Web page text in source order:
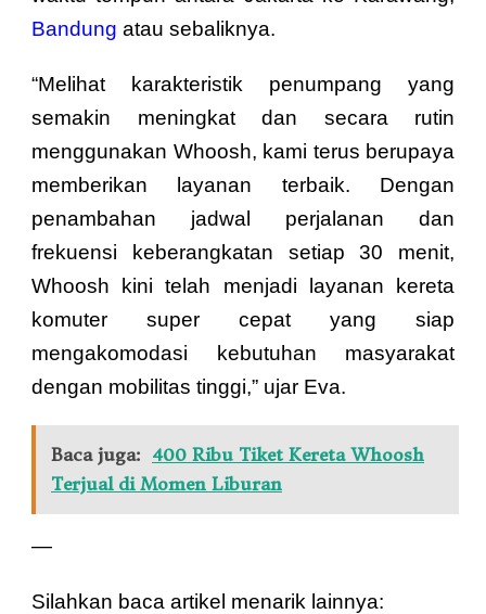
Bandung atau sebaliknya.
“Melihat karakteristik penumpang yang
semakin meningkat dan secara rutin
menggunakan Whoosh, kami terus berupaya
memberikan layanan terbaik. Dengan
penambahan jadwal perjalanan dan
frekuensi keberangkatan setiap 30 menit,
Whoosh kini telah menjadi layanan kereta
komuter super cepat yang siap
mengakomodasi kebutuhan masyarakat
dengan mobilitas tinggi,” ujar Eva.
Baca juga: 400 Ribu Tiket Kereta Whoosh
Terjual di Momen Liburan
—
Silahkan baca artikel menarik lainnya: